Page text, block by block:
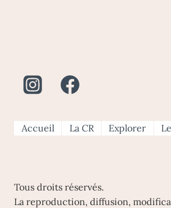
Accueil La CR Explorer
Tous droits réservés.
La reproduction, diffusion,